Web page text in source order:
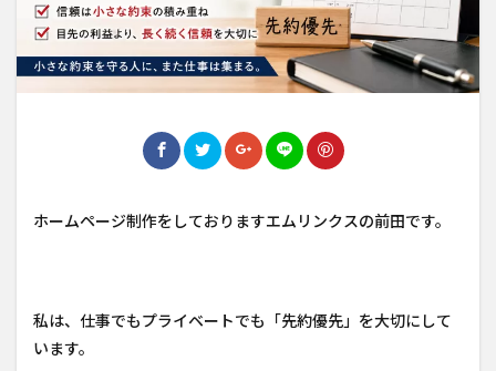
ホームページ制作をしておりますエムリンクスの前田です。
私は、仕事でもプライベートでも「先約優先」を大切にして
います。